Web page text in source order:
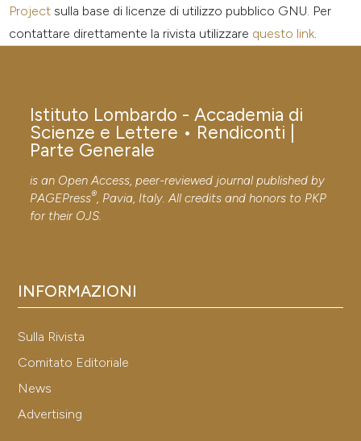
Project sulla base di licenze di utilizzo pubblico GNU. Per
contattare direttamente la rivista utilizzare questo link.
Istituto Lombardo - Accademia di
Scienze e Lettere • Rendiconti |
Parte Generale
is an Open Access, peer-reviewed journal published by
PAGEPress®, Pavia, Italy. All credits and honors to PKP
for their OJS.
INFORMAZIONI
Sulla Rivista
Comitato Editoriale
News
Advertising